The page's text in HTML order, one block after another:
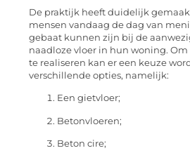
De praktijk heeft duidelijk
mensen vandaag de dag van
gebaat kunnen zijn bij de
naadloze vloer in hun woning.
te realiseren kan er een keuze
verschillende opties, namelijk:
Een gietvloer;
Betonvloeren;
Beton cire;